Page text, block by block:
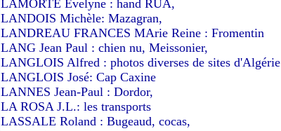
LAMORTE Evelyne : hand RUA,
LANDOIS Michèle: Mazagran,
LANDREAU FRANCES MArie Reine : Fromentin
LANG Jean Paul : chien nu, Meissonier,
LANGLOIS Alfred : photos diverses de sites d'Algérie
LANGLOIS José: Cap Caxine
LANNES Jean-Paul : Dordor,
LA ROSA J.L.: les transports
LASSALE Roland : Bugeaud, cocas,